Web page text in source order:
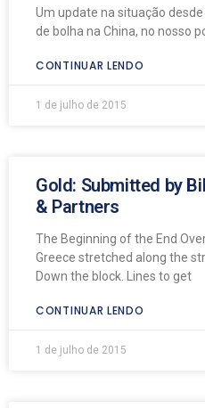
Um update na situação
de bolha na China, no nosso
CONTINUAR LENDO
1 de julho de 2015
Gold: Submitted by
& Partners
The Beginning of the End
Greece stretched along the
Down the block. Lines to get
CONTINUAR LENDO
1 de julho de 2015